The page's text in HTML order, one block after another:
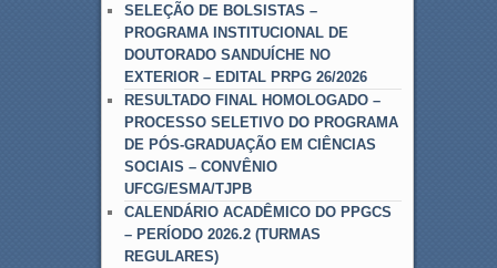
SELEÇÃO DE BOLSISTAS –
PROGRAMA INSTITUCIONAL DE
DOUTORADO SANDUÍCHE NO
EXTERIOR – EDITAL PRPG 26/2026
RESULTADO FINAL HOMOLOGADO –
PROCESSO SELETIVO DO PROGRAMA
DE PÓS-GRADUAÇÃO EM CIÊNCIAS
SOCIAIS – CONVÊNIO
UFCG/ESMA/TJPB
CALENDÁRIO ACADÊMICO DO PPGCS
– PERÍODO 2026.2 (TURMAS
REGULARES)